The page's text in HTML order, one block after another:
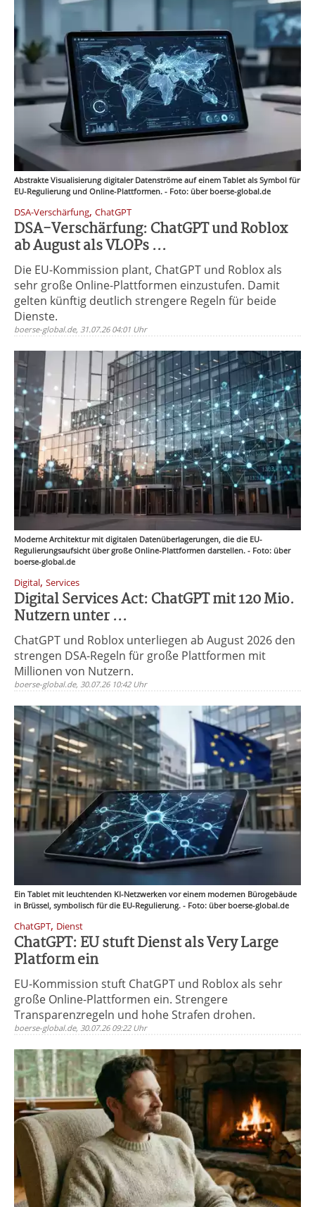
Abstrakte Visualisierung digitaler Datenströme auf einem Tablet als Symbol für
EU-Regulierung und Online-Plattformen. - Foto: über boerse-global.de
DSA-Verschärfung, ChatGPT
DSA-Verschärfung: ChatGPT und Roblox
ab August als VLOPs ...
Die EU-Kommission plant, ChatGPT und Roblox als
sehr große Online-Plattformen einzustufen. Damit
gelten künftig deutlich strengere Regeln für beide
Dienste.
boerse-global.de, 31.07.26 04:01 Uhr
Moderne Architektur mit digitalen Datenüberlagerungen, die die EU-
Regulierungsaufsicht über große Online-Plattformen darstellen. - Foto: über
boerse-global.de
Digital, Services
Digital Services Act: ChatGPT mit 120 Mio.
Nutzern unter ...
ChatGPT und Roblox unterliegen ab August 2026 den
strengen DSA-Regeln für große Plattformen mit
Millionen von Nutzern.
boerse-global.de, 30.07.26 10:42 Uhr
Ein Tablet mit leuchtenden KI-Netzwerken vor einem modernen Bürogebäude
in Brüssel, symbolisch für die EU-Regulierung. - Foto: über boerse-global.de
ChatGPT, Dienst
ChatGPT: EU stuft Dienst als Very Large
Platform ein
EU-Kommission stuft ChatGPT und Roblox als sehr
große Online-Plattformen ein. Strengere
Transparenzregeln und hohe Strafen drohen.
boerse-global.de, 30.07.26 09:22 Uhr